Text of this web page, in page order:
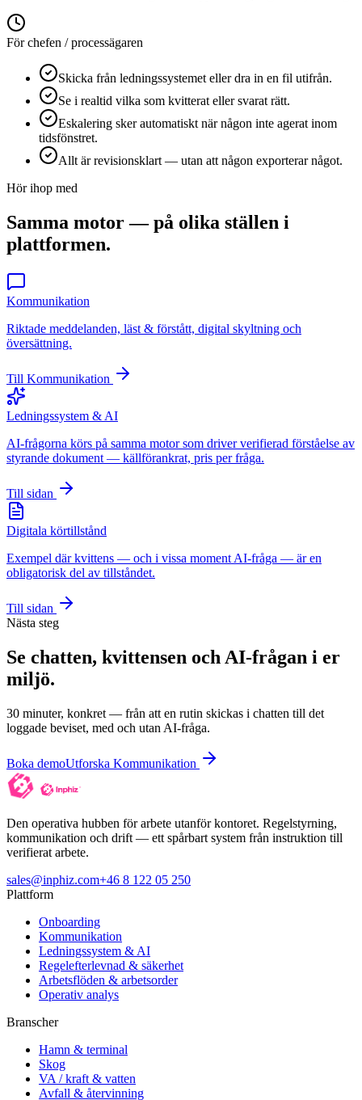
För chefen / processägaren
Skicka från ledningssystemet eller dra in en fil utifrån.
Se i realtid vilka som kvitterat eller svarat rätt.
Eskalering sker automatiskt när någon inte agerat inom
tidsfönstret.
Allt är revisionsklart — utan att någon exporterar något.
Hör ihop med
Samma motor — på olika ställen i
plattformen.
Kommunikation
Riktade meddelanden, läst & förstått, digital skyltning och
översättning.
Till Kommunikation
Ledningssystem & AI
AI-frågorna körs på samma motor som driver verifierad förståelse av
styrande dokument — källförankrat, pris per fråga.
Till sidan
Digitala körtillstånd
Exempel där kvittens — och i vissa moment AI-fråga — är en
obligatorisk del av tillståndet.
Till sidan
Nästa steg
Se chatten, kvittensen och AI-frågan i er
miljö.
30 minuter, konkret — från att en rutin skickas i chatten till det
loggade beviset, med och utan AI-fråga.
Boka demoUtforska Kommunikation
Den operativa hubben för arbete utanför kontoret. Regelstyrning,
kommunikation och drift — ett spårbart system från instruktion till
verifierat arbete.
sales@inphiz.com+46 8 122 05 250
Plattform
Onboarding
Kommunikation
Ledningssystem & AI
Regelefterlevnad & säkerhet
Arbetsflöden & arbetsorder
Operativ analys
Branscher
Hamn & terminal
Skog
VA / kraft & vatten
Avfall & återvinning